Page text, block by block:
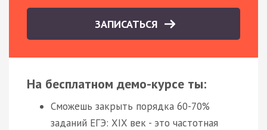
ЗАПИСАТЬСЯ
На бесплатном демо-курсе ты:
Сможешь закрыть порядка 60-70%
заданий ЕГЭ: XIX век - это частотная